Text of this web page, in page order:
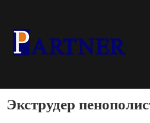
Продукция
спиральновитых труб из ПНД
Экструдер